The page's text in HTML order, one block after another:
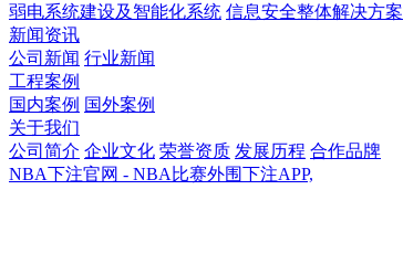
弱电系统建设及智能化系统 信息安全整体解决方案
新闻资讯
公司新闻 行业新闻
工程案例
国内案例 国外案例
关于我们
公司简介 企业文化 荣誉资质 发展历程 合作品牌
NBA下注官网 - NBA比赛外围下注APP,